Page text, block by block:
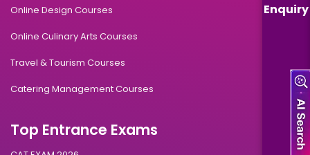
Enquiry
Online Design Courses
Online Culinary Arts Courses
Travel & Tourism Courses
Catering Management Courses
Top Entrance Exams